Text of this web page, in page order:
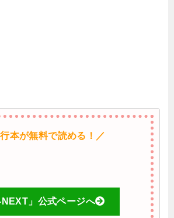
本が無料で読める！／
NEXT」公式ページへ